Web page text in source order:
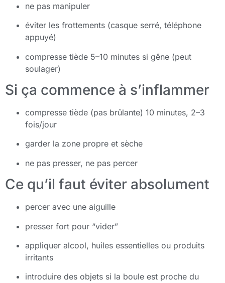
ne pas manipuler
éviter les frottements (casque serré, téléphone
appuyé)
compresse tiède 5–10 minutes si gêne (peut
soulager)
Si ça commence à s’inflammer
compresse tiède (pas brûlante) 10 minutes, 2–3
fois/jour
garder la zone propre et sèche
ne pas presser, ne pas percer
Ce qu’il faut éviter absolument
percer avec une aiguille
presser fort pour “vider”
appliquer alcool, huiles essentielles ou produits
irritants
introduire des objets si la boule est proche du